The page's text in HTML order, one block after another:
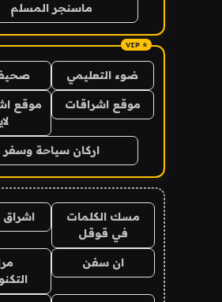
ماسنجر المسلم
ضوء التعليمي
موقع اشراقات
موقع
اركان سياحة وسفر
مسك الكلمات
في قوقل
اشراق
ان سفن